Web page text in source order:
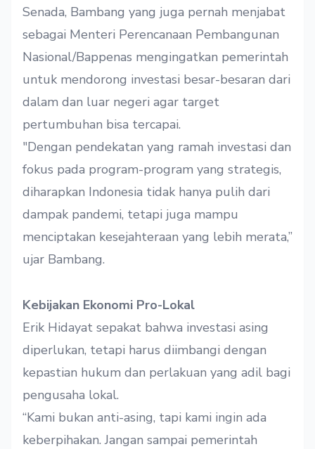
Senada, Bambang yang juga pernah menjabat
sebagai Menteri Perencanaan Pembangunan
Nasional/Bappenas mengingatkan pemerintah
untuk mendorong investasi besar-besaran dari
dalam dan luar negeri agar target
pertumbuhan bisa tercapai.
"Dengan pendekatan yang ramah investasi dan
fokus pada program-program yang strategis,
diharapkan Indonesia tidak hanya pulih dari
dampak pandemi, tetapi juga mampu
menciptakan kesejahteraan yang lebih merata,”
ujar Bambang.
Kebijakan Ekonomi Pro-Lokal
Erik Hidayat sepakat bahwa investasi asing
diperlukan, tetapi harus diimbangi dengan
kepastian hukum dan perlakuan yang adil bagi
pengusaha lokal.
“Kami bukan anti-asing, tapi kami ingin ada
keberpihakan. Jangan sampai pemerintah